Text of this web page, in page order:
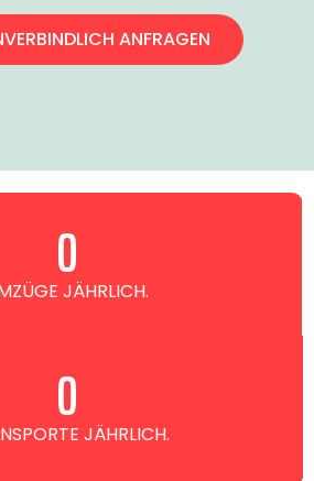
ANFRAGEN
JÄHRLICH.
0
JÄHRLICH.
0